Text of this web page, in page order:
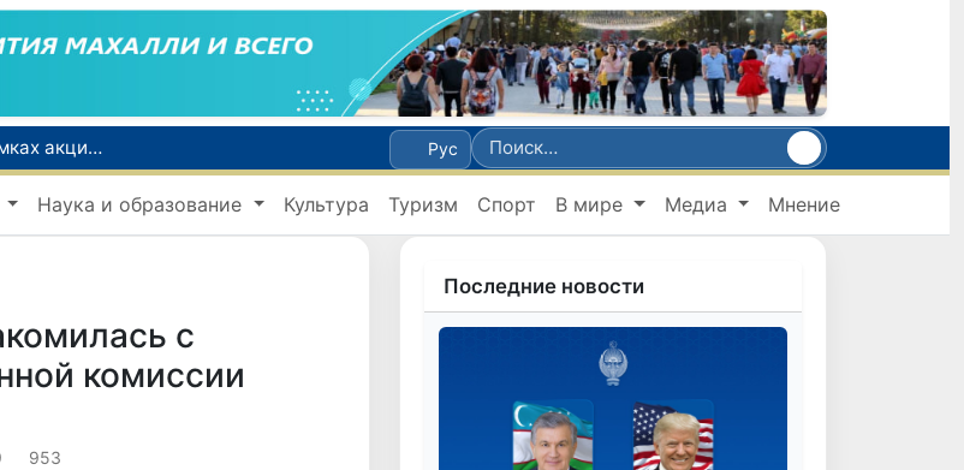
По всей республике продолжаются мероприятия в рамках акции «Актуальные 40 дней»
Оказавшийся в сложной ситуации в Германии соотечественник возвращен в Узбекистан
Рус
Наука и образование Культура Туризм Спорт В мире Медиа Мнение
с
комиссии
953
Последние новости